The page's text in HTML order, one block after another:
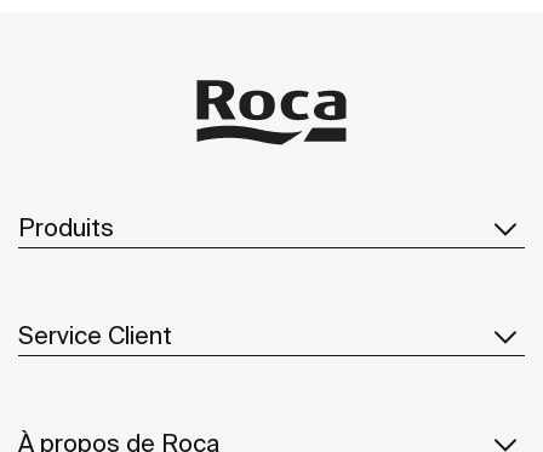
Produits
Service Client
À propos de Roca